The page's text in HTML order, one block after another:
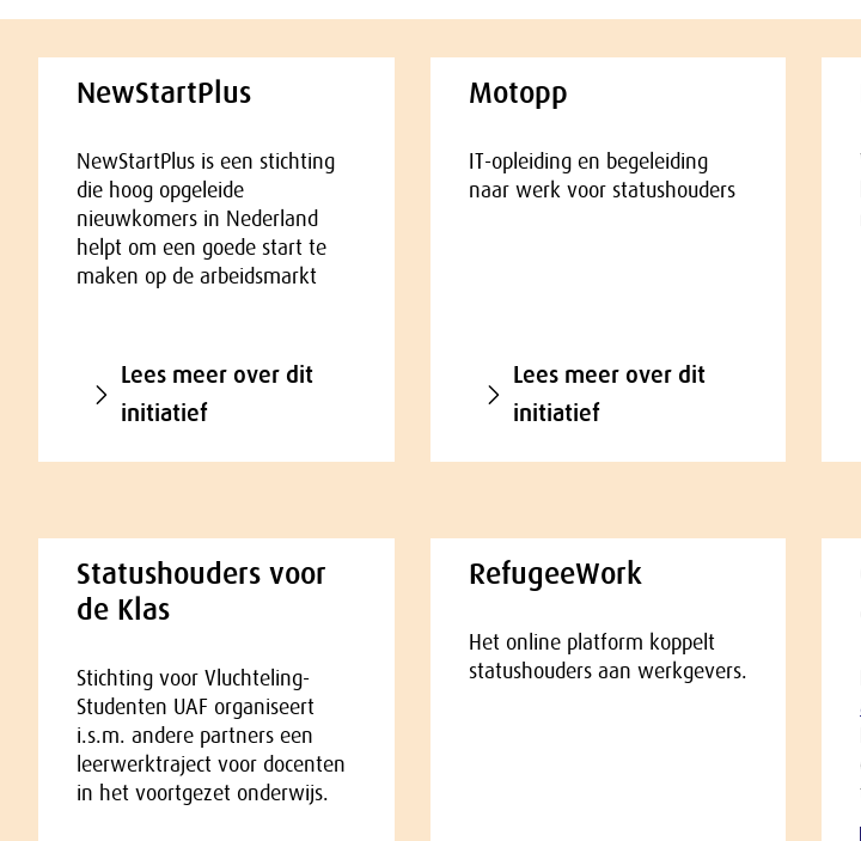
NewStartPlus
NewStartPlus is een stichting
die hoog opgeleide
nieuwkomers in Nederland
helpt om een goede start te
maken op de arbeidsmarkt
Lees meer over dit
initiatief
Motopp
IT-opleiding en begeleiding
naar werk voor statushouders
Lees meer over dit
initiatief
Statushouders voor
de Klas
Stichting voor Vluchteling-
Studenten UAF organiseert
i.s.m. andere partners een
leerwerktraject voor docenten
in het voortgezet onderwijs.
RefugeeWork
Het online platform koppelt
statushouders aan werkgevers.